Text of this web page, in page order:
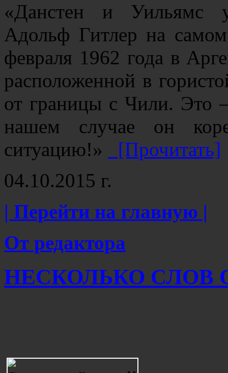
«Данстен и Уильямс
Адольф Гитлер на
февраля 1962 года в
расположенной в
от границы с Чили. Это
нашем случае он
ситуацию!»
[Прочитать]
04.10.2015 г.
| Перейти на главную |
От редактора
НЕСКОЛЬКО СЛОВ